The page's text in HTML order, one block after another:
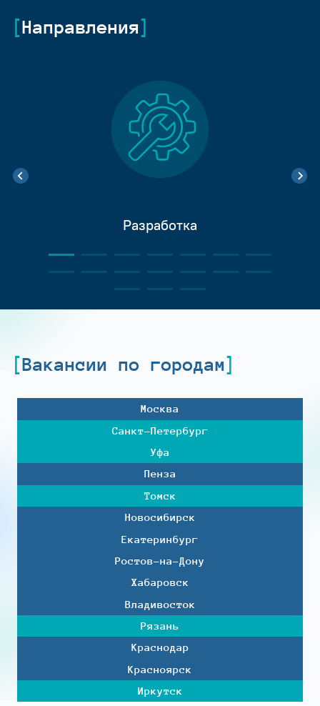
Направления
Разработка
Вакансии по городам
Москва
Санкт-Петербург
Уфа
Пенза
Томск
Новосибирск
Екатеринбург
Ростов-на-Дону
Хабаровск
Владивосток
Рязань
Краснодар
Красноярск
Иркутск